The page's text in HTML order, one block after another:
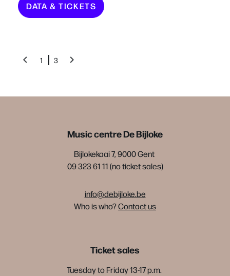
DATA & TICKETS
1 3
Music centre De Bijloke
Bijlokekaai 7, 9000 Gent
09 323 61 11 (no ticket sales)
info@debijloke.be
Who is who?Contact us
Ticket sales
Tuesday to Friday 13-17 p.m.